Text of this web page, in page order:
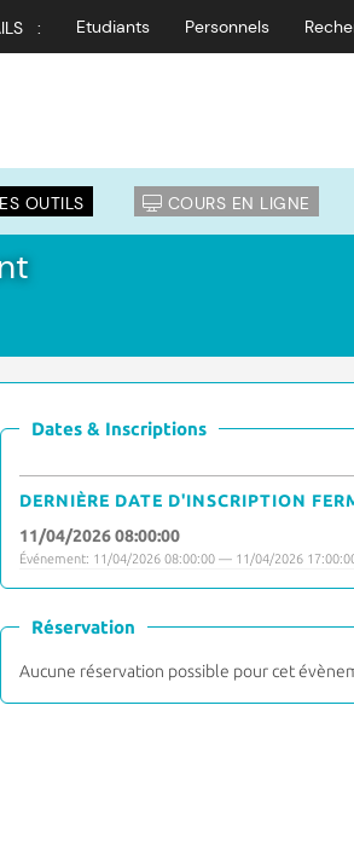
: Etudiants Personnels
OUTILS COURS EN LIGNE
Dates & Inscriptions
DERNIÈRE DATE D'INSCRIPTION
11/04/2026 08:00:00
Événement: 11/04/2026 08:00:00 — 11/04/2026
Réservation
Aucune réservation possible pour cet